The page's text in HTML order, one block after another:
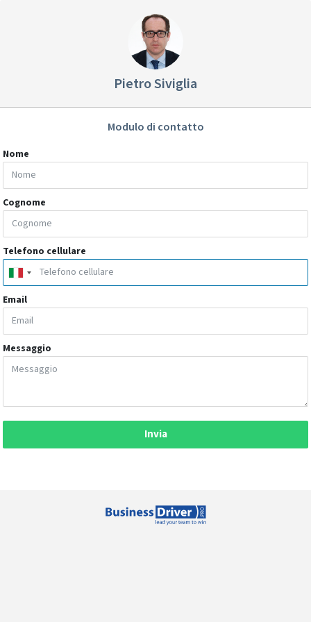
Pietro Siviglia
Modulo di contatto
Nome
Cognome
Telefono cellulare
Email
Messaggio
Invia